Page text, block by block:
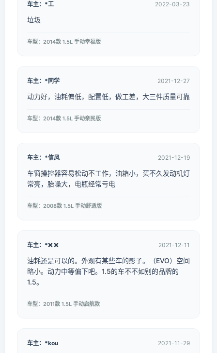
车主：*工 2022-03-23
垃圾
车型：2014款 1.5L 手动幸福版
车主：*同学 2021-12-27
动力好，油耗偏低，配置低，做工差，大三件质量可靠
车型：2014款 1.5L 手动亲民版
车主：*信风 2021-12-19
车窗操控器容易松动不工作，油箱小，买不久发动机灯
常亮，胎噪大，电瓶经常亏电
车型：2008款 1.5L 手动舒适版
车主：*❌ ❌ 2021-12-11
油耗还是可以的。外观有某些车的影子。（EVO）空间
略小。动力中等偏下吧。1.5的车不不如别的品牌的
1.5。
车型：2011款 1.5L 手动启航款
车主：*kou 2021-11-29